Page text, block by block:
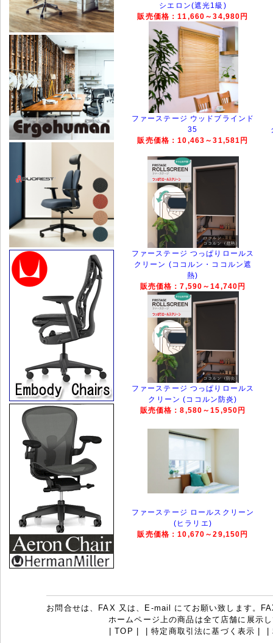
シエロン(遮光1級)
販売価格：11,660～34,980円
ファーステージ ウッドブラインド
35
販売価格：10,463～31,581円
ファーステージ つっぱりロールス
クリーン (ココルン・ココルン遮
熱)
販売価格：7,590～14,740円
ファーステージ つっぱりロールス
クリーン (ココルン防炎)
販売価格：8,580～15,950円
ファーステージ ロールスクリーン
(ヒラリエ)
販売価格：10,670～29,150円
お問合せは、FAX 又は、E-mail にてお願い致します。
ホームページ上の商品は全て店舗に展示
|TOP |特定商取引法に基づく表示 |